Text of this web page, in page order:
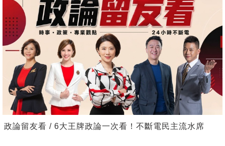
政論留友看 / 6大王牌政論一次看！不斷電民主流水席